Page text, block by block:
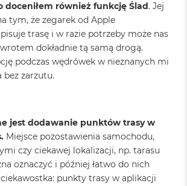
doceniłem również funkcję Ślad. Jej
tym, że zegarek od Apple
trasę i w razie potrzeby może nas
dokładnie tą samą drogą.
podczas wędrówek w nieznanych mi
bez zarzutu.
jest dodawanie punktów trasy w
Miejsce pozostawienia samochodu,
czy ciekawej lokalizacji, np. tarasu
oznaczyć i później łatwo do nich
punkty trasy w aplikacji